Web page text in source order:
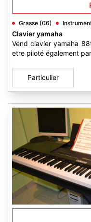
Grasse (06)
Clavier yamaha
Vend clavier yamaha
etre piloté également
Particulier